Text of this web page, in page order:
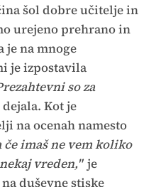
šol dobre učitelje in
urejeno prehrano in
je na mnoge
je izpostavila
so za
dejala. Kot je
na ocenah namesto
če imaš ne vem koliko
vreden," je
duševne stiske